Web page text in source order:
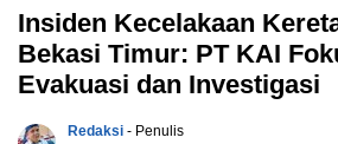
Insiden Kecelakaan
Bekasi Timur: PT KAI
Evakuasi dan Investigasi
Redaksi - Penulis